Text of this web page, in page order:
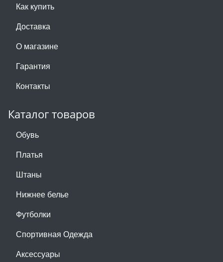
Как купить
Доставка
О магазине
Гарантия
Контакты
Каталог товаров
Обувь
Платья
Штаны
Нижнее белье
Футболки
Спортивная Одежда
Аксессуары